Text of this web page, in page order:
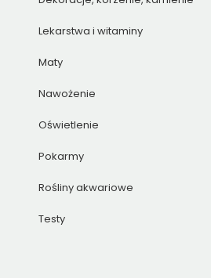
Lekarstwa i witaminy
Maty
Nawożenie
Oświetlenie
Pokarmy
Rośliny akwariowe
Testy